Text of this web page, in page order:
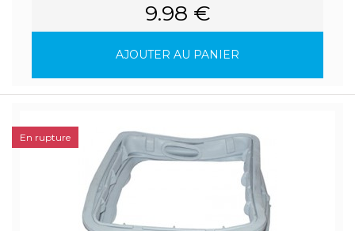
9.98 €
AJOUTER AU PANIER
En rupture